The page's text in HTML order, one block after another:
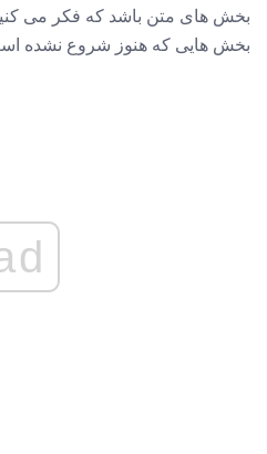
بخش های متن باشد که فکر می کنید
بخش هایی که هنوز شروع نشده